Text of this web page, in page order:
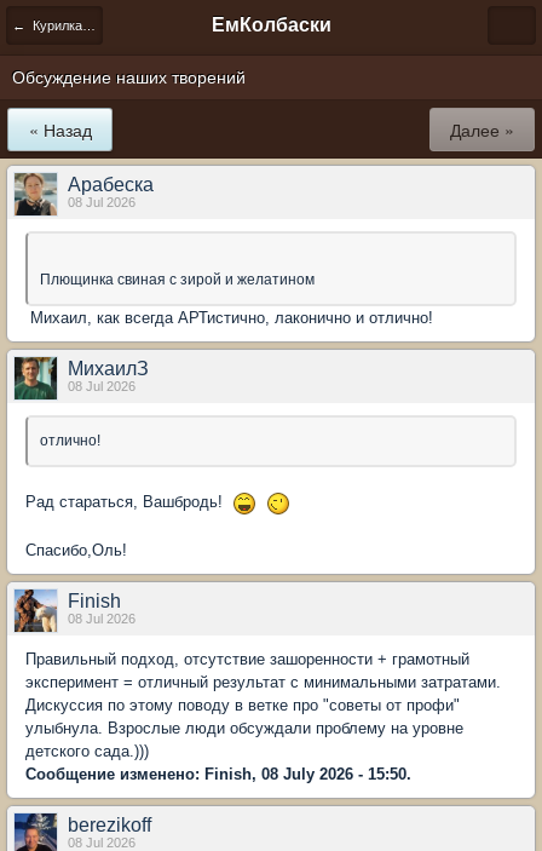
← Курилка-болталка ЕмКолбаски
Обсуждение наших творений
« Назад Далее »
Арабеска
08 Jul 2026
Плющинка свиная с зирой и желатином
Михаил, как всегда АРТистично, лаконично и отлично!
МихаилЗ
08 Jul 2026
отлично!
Рад стараться, Вашбродь!
Спасибо,Оль!
Finish
08 Jul 2026
Правильный подход, отсутствие зашоренности + грамотный
эксперимент = отличный результат с минимальными затратами.
Дискуссия по этому поводу в ветке про "советы от профи"
улыбнула. Взрослые люди обсуждали проблему на уровне
детского сада.)))
Сообщение изменено: Finish, 08 July 2026 - 15:50.
berezikoff
08 Jul 2026